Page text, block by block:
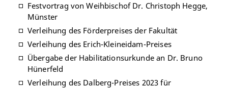
Festvortrag von Weihbischof Dr. Christoph Hegge,
Münster
Verleihung des Förderpreises der Fakultät
Verleihung des Erich-Kleineidam-Preises
Übergabe der Habilitationsurkunde an Dr. Bruno
Hünerfeld
Verleihung des Dalberg-Preises 2023 für